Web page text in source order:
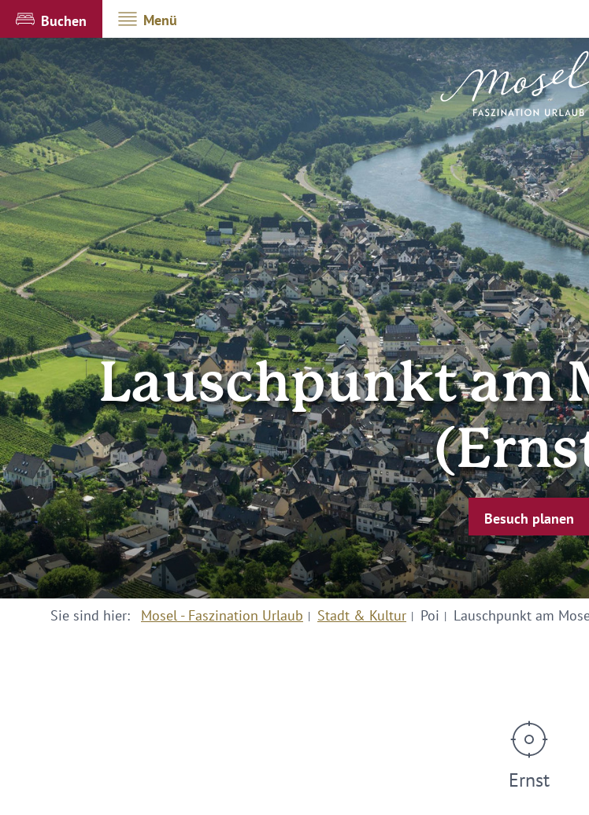
Buchen Menü
Lauschpunkt am
Besuch planen
Sie sind hier: Mosel - Faszination Urlaub Stadt & Kultur Poi Lauschpunkt am
Ernst